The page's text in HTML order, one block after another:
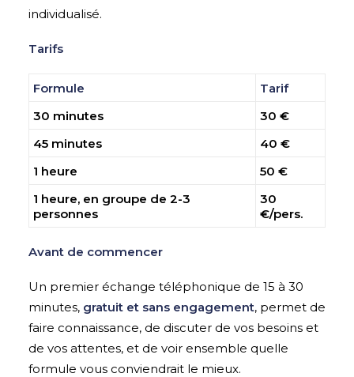
individualisé.
Tarifs
Formule
Tarif
30 minutes
30 €
45 minutes
40 €
1 heure
50 €
1 heure, en groupe de 2-3
personnes
30
€/pers.
Avant de commencer
Un premier échange téléphonique de 15 à 30
minutes, gratuit et sans engagement, permet de
faire connaissance, de discuter de vos besoins et
de vos attentes, et de voir ensemble quelle
formule vous conviendrait le mieux.